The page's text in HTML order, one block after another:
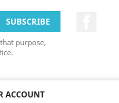
purpose,
ACCOUNT